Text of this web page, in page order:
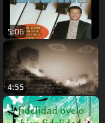
5:06
4:55